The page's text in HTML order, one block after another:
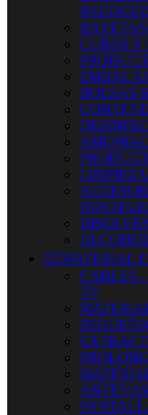
CUBOS Y
BOLSAS-
 MATERIAL
CABLES
TV